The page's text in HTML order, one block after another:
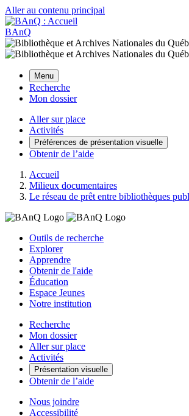
Aller au contenu principal
BAnQ
Menu
Recherche
Mon dossier
Aller sur place
Activités
Préférences de présentation visuelle
Obtenir de l’aide
Accueil
Milieux documentaires
Le réseau de prêt entre bibliothèques
Outils de recherche
Explorer
Apprendre
Obtenir de l'aide
Éducation
Espace Jeunes
Notre institution
Recherche
Mon dossier
Aller sur place
Activités
Présentation visuelle
Obtenir de l’aide
Nous joindre
Accessibilité